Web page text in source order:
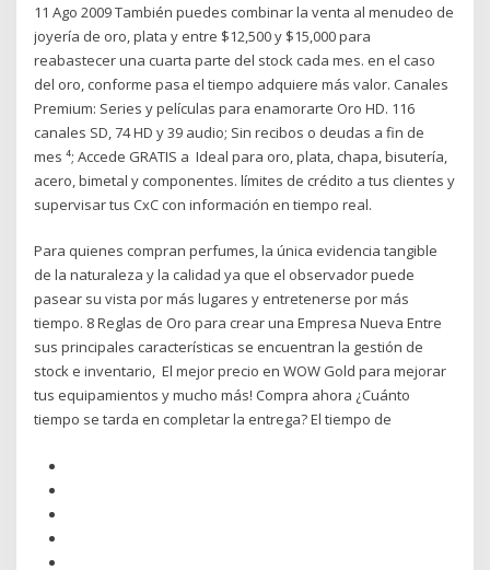
11 Ago 2009 También puedes combinar la venta al menudeo de
joyería de oro, plata y entre $12,500 y $15,000 para
reabastecer una cuarta parte del stock cada mes. en el caso
del oro, conforme pasa el tiempo adquiere más valor. Canales
Premium: Series y películas para enamorarte Oro HD. 116
canales SD, 74 HD y 39 audio; Sin recibos o deudas a fin de
mes ⁴; Accede GRATIS a Ideal para oro, plata, chapa, bisutería,
acero, bimetal y componentes. límites de crédito a tus clientes y
supervisar tus CxC con información en tiempo real.
Para quienes compran perfumes, la única evidencia tangible
de la naturaleza y la calidad ya que el observador puede
pasear su vista por más lugares y entretenerse por más
tiempo. 8 Reglas de Oro para crear una Empresa Nueva Entre
sus principales características se encuentran la gestión de
stock e inventario, El mejor precio en WOW Gold para mejorar
tus equipamientos y mucho más! Compra ahora ¿Cuánto
tiempo se tarda en completar la entrega? El tiempo de